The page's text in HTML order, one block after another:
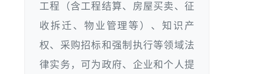
工程（含工程结算、房屋买卖、征
收拆迁、物业管理等）、知识产
权、采购招标和强制执行等领域法
律实务，可为政府、企业和个人提